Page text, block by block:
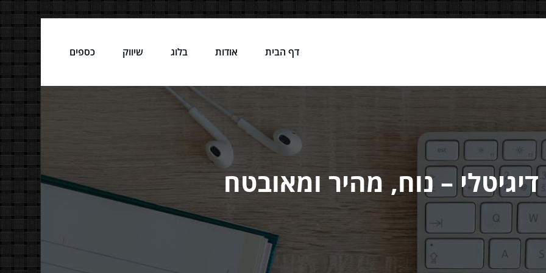
דף הבית אודות בלוג שיווק כספים
דיגיטלי – נוח, מהיר ומאובטח